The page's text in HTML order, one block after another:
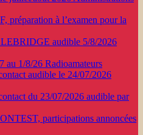
préparation à l’examen pour la
audible 5/8/2026
au 1/8/26 Radioamateurs
audible le 24/07/2026
du 23/07/2026 audible par
participations annoncées